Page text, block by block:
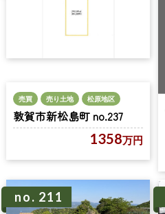
売買 売り土地 松原地区
敦賀市新松島町 no.237
1358万円
no. 211